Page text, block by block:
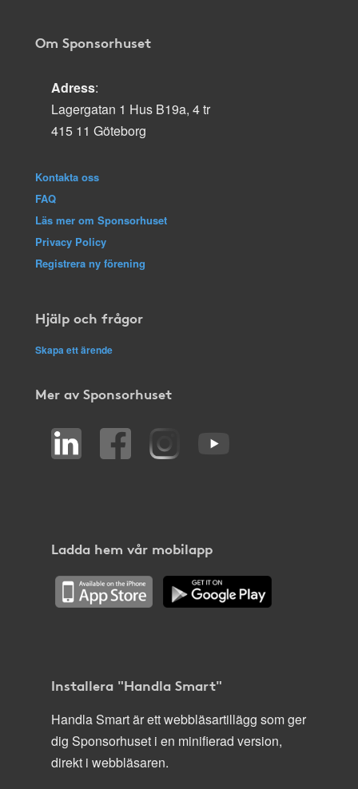
Om Sponsorhuset
Adress:
Lagergatan 1 Hus B19a, 4 tr
415 11 Göteborg
Kontakta oss
FAQ
Läs mer om Sponsorhuset
Privacy Policy
Registrera ny förening
Hjälp och frågor
Skapa ett ärende
Mer av Sponsorhuset
Ladda hem vår mobilapp
Installera "Handla Smart"
Handla Smart är ett webbläsartillägg som ger
dig Sponsorhuset i en minifierad version,
direkt i webbläsaren.